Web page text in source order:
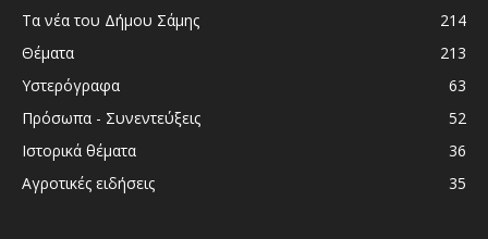
Τα νέα του Δήμου Σάμης
214
Θέματα
213
Υστερόγραφα
63
Πρόσωπα - Συνεντεύξεις
52
Ιστορικά θέματα
36
Αγροτικές ειδήσεις
35